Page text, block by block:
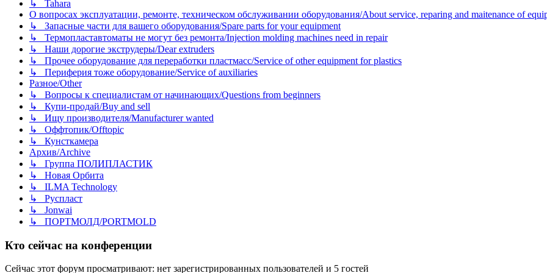
↳ Tahara
О вопросах эксплуатации, ремонте, техническом обслуживании оборудования/About service, reparing and maitenance of
↳ Запасные части для вашего оборудования/Spare parts for your equipment
↳ Термопластавтоматы не могут без ремонта/Injection molding machines need in repair
↳ Наши дорогие экструдеры/Dear extruders
↳ Прочее оборудование для переработки пластмасс/Service of other equipment for plastics
↳ Периферия тоже оборудование/Service of auxiliaries
Разное/Other
↳ Вопросы к специалистам от начинающих/Questions from beginners
↳ Купи-продай/Buy and sell
↳ Ищу производителя/Manufacturer wanted
↳ Оффтопик/Offtopic
↳ Кунсткамера
Архив/Archive
↳ Группа ПОЛИПЛАСТИК
↳ Новая Орбита
↳ ILMA Technology
↳ Руспласт
↳ Jonwai
↳ ПОРТМОЛД/PORTMOLD
Кто сейчас на конференции
Сейчас этот форум просматривают: нет зарегистрированных пользователей и 5 гостей